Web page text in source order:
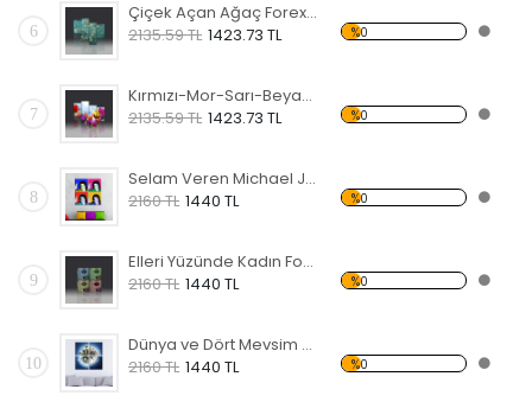
6
Çiçek Açan Ağaç Forex Tablo
2135.59 TL 1423.73 TL %0
7
Kırmızı-Mor-Sarı-Beyaz Laleler Forex Tablo
2135.59 TL 1423.73 TL %0
8
Selam Veren Michael Jackson Forex Tablo
2160 TL 1440 TL %0
9
Elleri Yüzünde Kadın Forex Tablo
2160 TL 1440 TL %0
10
Dünya ve Dört Mevsim Forex Tablo
2160 TL 1440 TL %0